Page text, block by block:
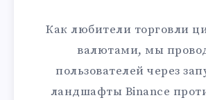
Как любители торговли
валютами, мы
пользователей через
ландшафты Binance